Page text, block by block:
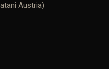
Austria)